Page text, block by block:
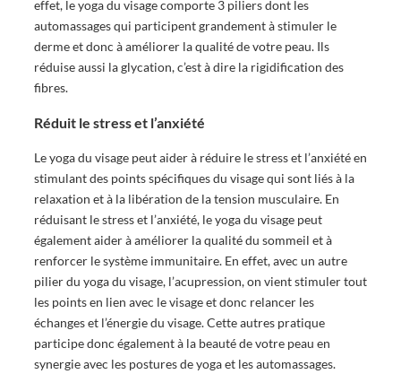
effet, le yoga du visage comporte 3 piliers dont les
automassages qui participent grandement à stimuler le
derme et donc à améliorer la qualité de votre peau. Ils
réduise aussi la glycation, c’est à dire la rigidification des
fibres.
Réduit le stress et l’anxiété
Le yoga du visage peut aider à réduire le stress et l’anxiété en
stimulant des points spécifiques du visage qui sont liés à la
relaxation et à la libération de la tension musculaire. En
réduisant le stress et l’anxiété, le yoga du visage peut
également aider à améliorer la qualité du sommeil et à
renforcer le système immunitaire. En effet, avec un autre
pilier du yoga du visage, l’acupression, on vient stimuler tout
les points en lien avec le visage et donc relancer les
échanges et l’énergie du visage. Cette autres pratique
participe donc également à la beauté de votre peau en
synergie avec les postures de yoga et les automassages.